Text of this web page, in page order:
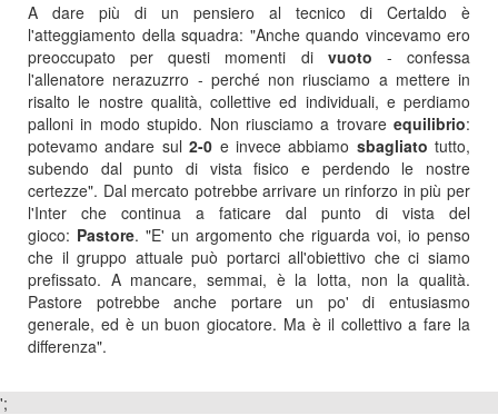
A dare più di un pensiero al tecnico di Certaldo è
l'atteggiamento della squadra: "Anche quando vincevamo ero
preoccupato per questi momenti di vuoto - confessa
l'allenatore nerazuzrro - perché non riusciamo a mettere in
risalto le nostre qualità, collettive ed individuali, e perdiamo
palloni in modo stupido. Non riusciamo a trovare equilibrio:
potevamo andare sul2-0 e invece abbiamo sbagliato tutto,
subendo dal punto di vista fisico e perdendo le nostre
certezze". Dal mercato potrebbe arrivare un rinforzo in più per
l'Inter che continua a faticare dal punto di vista del
gioco: Pastore. "E' un argomento che riguarda voi, io penso
che il gruppo attuale può portarci all'obiettivo che ci siamo
prefissato. A mancare, semmai, è la lotta, non la qualità.
Pastore potrebbe anche portare un po' di entusiasmo
generale, ed è un buon giocatore. Ma è il collettivo a fare la
differenza".
';